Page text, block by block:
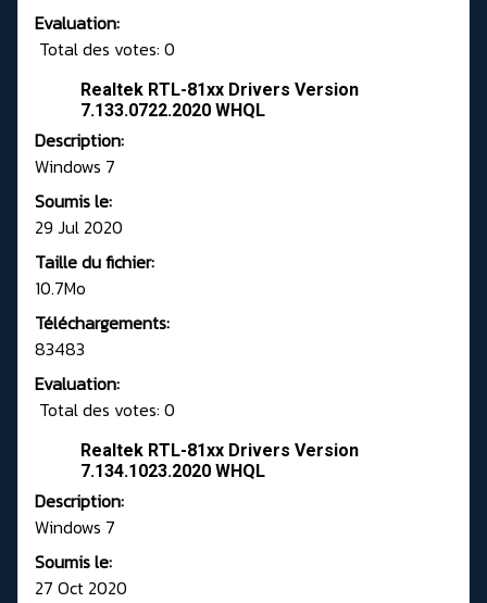
Evaluation:
Total des votes: 0
Realtek RTL-81xx Drivers Version
7.133.0722.2020 WHQL
Description:
Windows 7
Soumis le:
29 Jul 2020
Taille du fichier:
10.7Mo
Téléchargements:
83483
Evaluation:
Total des votes: 0
Realtek RTL-81xx Drivers Version
7.134.1023.2020 WHQL
Description:
Windows 7
Soumis le:
27 Oct 2020